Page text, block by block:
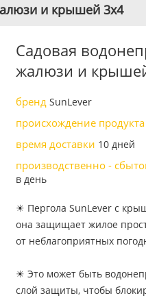
и крышей 3x4
Садовая
жалюзи и
брендSunLever
происхождение
время доставки 10 дней
производственно -
в день
☀ Пергола SunLever с
она защищает жилое
от неблагоприятных
☀ Это может быть
слой защиты, чтобы